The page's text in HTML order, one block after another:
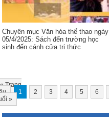
Chuyên mục Văn hóa thể thao ngày
05/4/2025: Sách đến trường học
sinh đến cánh cửa tri thức
«Trang
1 2 3 4 5 6
»